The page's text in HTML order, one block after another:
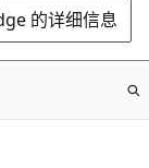
的详细信息